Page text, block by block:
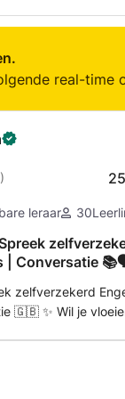
uitbreiding van
middel van
real-time
)
leraar 30
| Conversatie
zelfverzekerd
🇬🇧 ✨ Wil je
ervaring in het